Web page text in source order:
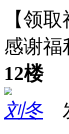
【领取
感谢福
12楼
刘冬发